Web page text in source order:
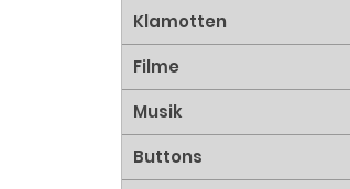
Klamotten
Filme
Musik
Buttons